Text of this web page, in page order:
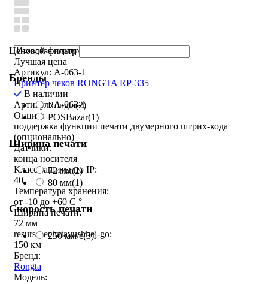
Ценовой фильтр
Бренды
Rongta(2)
POSBazar(1)
Ширина печати
72 мм(2)
80 мм(1)
Скорость печати
250 мм/c(3)
Лучшая цена
Артикул: A-063-1
Принтер чеков RONGTA RP-335
В наличии
Артикул: A-063-1
Опции:
поддержка функции печати двумерного штрих-кода
(опционально)
Датчики:
конца носителя
Класс защиты по IP:
40
Температура хранения:
от -10 до +60 С °
Ширина печати:
72 мм
resurs-pechatayushhej-go:
150 км
Бренд:
Rongta
Модель: